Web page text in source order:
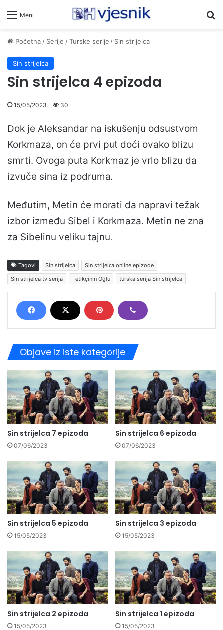
Meni
Početna/ Serije /Turske serije / Sin strijelca
Sin strijelca
Sin strijelca 4 epizoda
15/05/2023 30
Dok je Aleksandar na iskušenju odsustvom
Korkmaza, on će prvi put doći ovako blizu
smrti. Ovoga puta Korkmaz je vrlo blizu da
izvuče sina iz podruma.
Međutim, Metin će morati da napravi težak
izbor između Sibel i Korkmaza. Metin ne zna
za Sibelinu veliku tajnu.
Tagovi Sin strijelca
Sin strijelca online epizode
Sin strijelca tv serija
Tetikçinin Oğlu turska serija Sin strijelca
Objave iz iste kategorije
Sin strijelca 7 epizoda
07/06/2023
Sin strijelca 6 epizoda
07/06/2023
Sin strijelca 5 epizoda
15/05/2023
Sin strijelca 3 epizoda
15/05/2023
Sin strijelca 2 epizoda
15/05/2023
Sin strijelca 1 epizoda
15/05/2023